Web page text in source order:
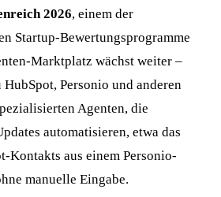
2026, einem der
Startup-Bewertungsprogramme
Marktplatz wächst weiter –
Personio und anderen
Agenten, die
automatisieren, etwa das
Kontakts aus einem Personio-
manuelle Eingabe.